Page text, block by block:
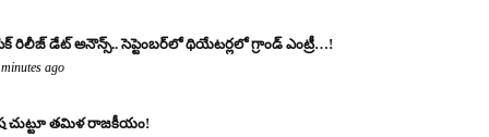
రిలీజ్ డేట్ అనౌన్స్.. సెప్టెంబర్‌లో థియేటర్లలో గ్రాండ్ ఎంట్రీ…!
ago
చుట్టూ తమిళ రాజకీయం!